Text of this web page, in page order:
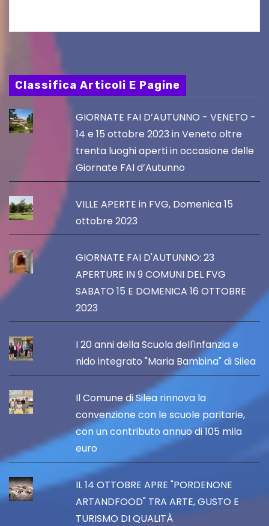
Classifica Articoli E Pagine
GIORNATE FAI D’AUTUNNO - VENETO -
14 e 15 ottobre 2023 in Veneto oltre
trenta luoghi aperti in occasione delle
Giornate FAI d’Autunno
VILLE APERTE in FVG, Domenica 15
ottobre 2023
GIORNATE FAI D'AUTUNNO: 23
APERTURE IN 9 COMUNI DEL FVG
SABATO 15 E DOMENICA 16 OTTOBRE
2023
I 20 anni della Scuola dell'infanzia e
nido integrato "Maria Bambina" di Silea
Il Comune di Silea rinnova la
convenzione con le scuole paritarie,
con un contributo annuo di 105 mila
euro
IL 14 OTTOBRE APRE "PORDENONE
ARTANDFOOD" TRA ARTE, GUSTO E
TURISMO DI QUALITÀ